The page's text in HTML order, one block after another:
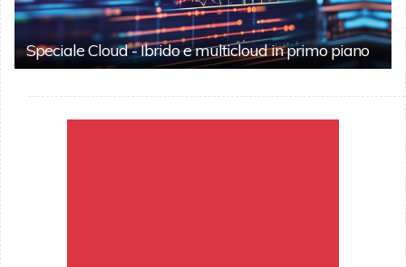
Speciale Cloud - Ibrido e multicloud in primo piano